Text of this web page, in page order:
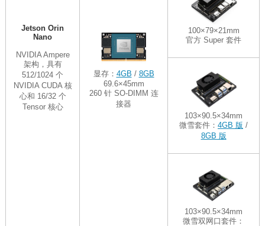
Jetson Orin
Nano
NVIDIA Ampere
架构，具有
512/1024 个
NVIDIA CUDA 核
心和 16/32 个
Tensor 核心
显存： 4GB / 8GB
69.6×45mm
260 针 SO-DIMM 连
接器
100×79×21mm
官方 Super 套件
103×90.5×34mm
微雪套件： 4GB 版 /
8GB 版
103×90.5×34mm
微雪双网口套件：